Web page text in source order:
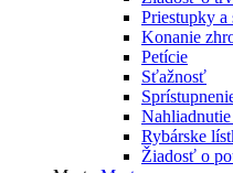
Priestupky
Konanie
Petície
Sťažnosť
Rybárske
Žiadosť o